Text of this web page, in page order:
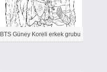
BTS Güney Koreli erkek grubu